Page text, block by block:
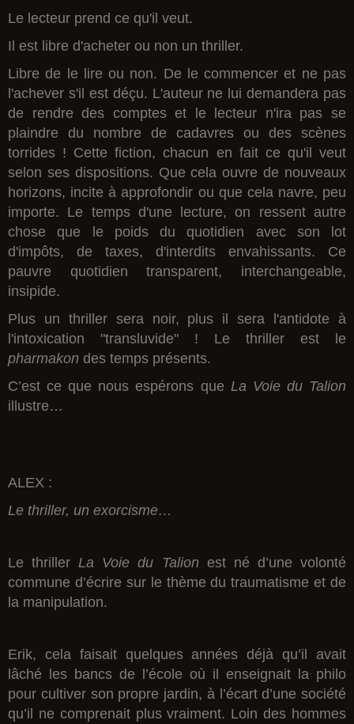
Le lecteur prend ce qu'il veut.
Il est libre d'acheter ou non un thriller.
Libre de le lire ou non. De le commencer et ne pas
l'achever s'il est déçu. L'auteur ne lui demandera pas
de rendre des comptes et le lecteur n'ira pas se
plaindre du nombre de cadavres ou des scènes
torrides ! Cette fiction, chacun en fait ce qu'il veut
selon ses dispositions. Que cela ouvre de nouveaux
horizons, incite à approfondir ou que cela navre, peu
importe. Le temps d'une lecture, on ressent autre
chose que le poids du quotidien avec son lot
d'impôts, de taxes, d'interdits envahissants. Ce
pauvre quotidien transparent, interchangeable,
insipide.
Plus un thriller sera noir, plus il sera l'antidote à
l'intoxication "transluvide" ! Le thriller est le
pharmakon des temps présents.
C’est ce que nous espérons que La Voie du Talion
illustre…
ALEX :
Le thriller, un exorcisme…
Le thrillerLa Voie du Talion est né d’une volonté
commune d’écrire sur le thème du traumatisme et de
la manipulation.
Erik, cela faisait quelques années déjà qu’il avait
lâché les bancs de l’école où il enseignait la philo
pour cultiver son propre jardin, à l’écart d’une société
qu’il ne comprenait plus vraiment. Loin des hommes